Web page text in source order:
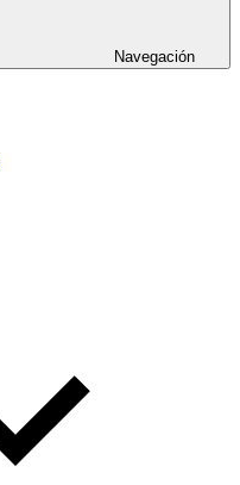
Navegación